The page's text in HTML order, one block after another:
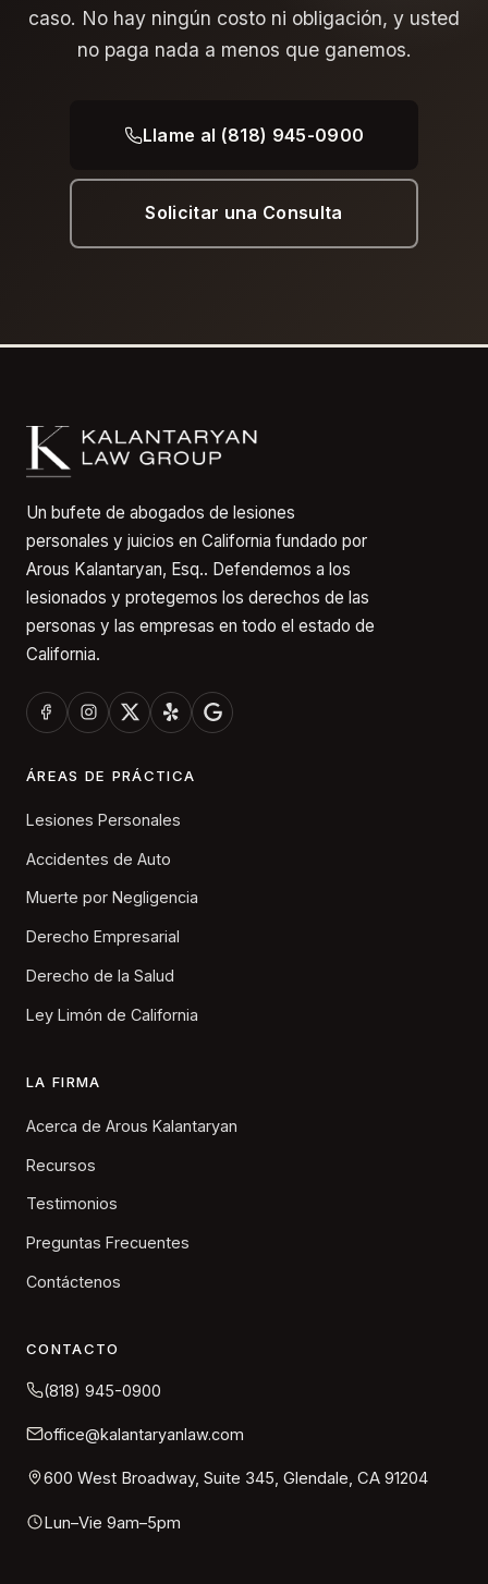
caso. No hay ningún costo ni obligación, y usted
no paga nada a menos que ganemos.
Llame al (818) 945-0900
Solicitar una Consulta
Un bufete de abogados de lesiones
personales y juicios en California fundado por
Arous Kalantaryan, Esq.. Defendemos a los
lesionados y protegemos los derechos de las
personas y las empresas en todo el estado de
California.
ÁREAS DE PRÁCTICA
Lesiones Personales
Accidentes de Auto
Muerte por Negligencia
Derecho Empresarial
Derecho de la Salud
Ley Limón de California
LA FIRMA
Acerca de Arous Kalantaryan
Recursos
Testimonios
Preguntas Frecuentes
Contáctenos
CONTACTO
(818) 945-0900
office@kalantaryanlaw.com
600 West Broadway, Suite 345, Glendale, CA 91204
Lun–Vie 9am–5pm